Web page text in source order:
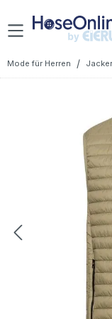
Zum Hauptinhalt
Mode für Herren /
Bildergalerie